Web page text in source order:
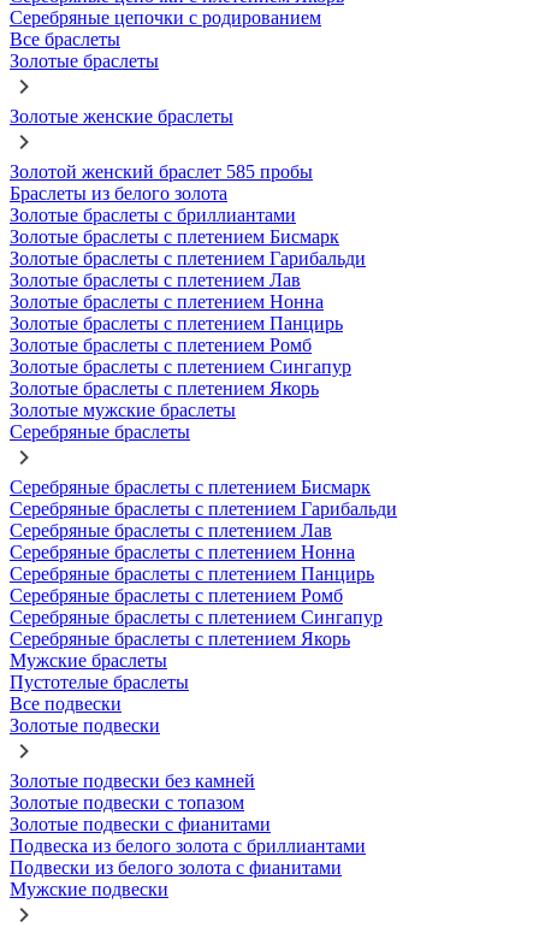
Серебряные цепочки с родированием
Все браслеты
Золотые браслеты
Золотые женские браслеты
Золотой женский браслет 585 пробы
Браслеты из белого золота
Золотые браслеты с бриллиантами
Золотые браслеты с плетением Бисмарк
Золотые браслеты с плетением Гарибальди
Золотые браслеты с плетением Лав
Золотые браслеты с плетением Нонна
Золотые браслеты с плетением Панцирь
Золотые браслеты с плетением Ромб
Золотые браслеты с плетением Сингапур
Золотые браслеты с плетением Якорь
Золотые мужские браслеты
Серебряные браслеты
Серебряные браслеты с плетением Бисмарк
Серебряные браслеты с плетением Гарибальди
Серебряные браслеты с плетением Лав
Серебряные браслеты с плетением Нонна
Серебряные браслеты с плетением Панцирь
Серебряные браслеты с плетением Ромб
Серебряные браслеты с плетением Сингапур
Серебряные браслеты с плетением Якорь
Мужские браслеты
Пустотелые браслеты
Все подвески
Золотые подвески
Золотые подвески без камней
Золотые подвески с топазом
Золотые подвески с фианитами
Подвеска из белого золота с бриллиантами
Подвески из белого золота с фианитами
Мужские подвески